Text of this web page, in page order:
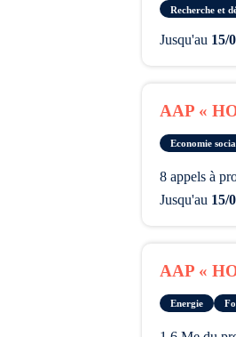
Recherche et
Jusqu'au 15/
AAP «
Economie
8 appels à
Jusqu'au 15/
AAP «
Energie